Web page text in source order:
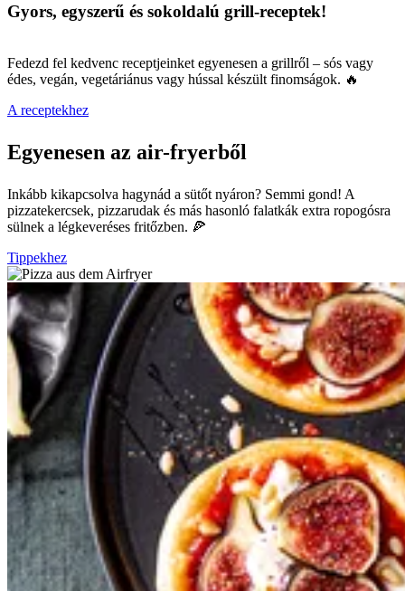
Gyors, egyszerű és sokoldalú grill-receptek!
Fedezd fel kedvenc receptjeinket egyenesen a grillről – sós vagy
édes, vegán, vegetáriánus vagy hússal készült finomságok. 🔥
A receptekhez
Egyenesen az air-fryerből
Inkább kikapcsolva hagynád a sütőt nyáron? Semmi gond! A
pizzatekercsek, pizzarudak és más hasonló falatkák extra ropogósra
sülnek a légkeveréses fritőzben. 🍕
Tippekhez